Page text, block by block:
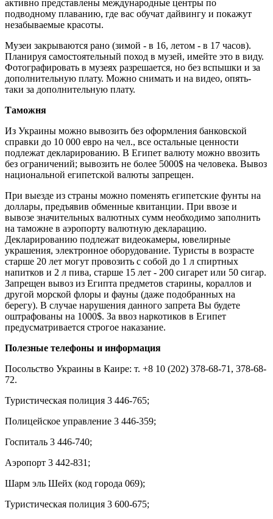
активно представлены международные центры по
подводному плаванию, где вас обучат дайвингу и покажут
незабываемые красоты.
Музеи закрываются рано (зимой - в 16, летом - в 17 часов).
Планируя самостоятельный поход в музей, имейте это в виду.
Фотографировать в музеях разрешается, но без вспышки и за
дополнительную плату. Можно снимать и на видео, опять-
таки за дополнительную плату.
Таможня
Из Украины можно вывозить без оформления банковской
справки до 10 000 евро на чел., все остальные ценности
подлежат декларированию. В Египет валюту можно ввозить
без ограничений; вывозить не более 5000$ на человека. Вывоз
национальной египетской валюты запрещен.
При выезде из страны можно поменять египетские фунты на
доллары, предъявив обменные квитанции. При ввозе и
вывозе значительных валютных сумм необходимо заполнить
на таможне в аэропорту валютную декларацию.
Декларированию подлежат видеокамеры, ювелирные
украшения, электронное оборудование. Туристы в возрасте
старше 20 лет могут провозить с собой до 1 л спиртных
напитков и 2 л пива, старше 15 лет - 200 сигарет или 50 сигар.
Запрещен вывоз из Египта предметов старины, кораллов и
другой морской флоры и фауны (даже подобранных на
берегу). В случае нарушения данного запрета Вы будете
оштрафованы на 1000$. За ввоз наркотиков в Египет
предусматривается строгое наказание.
Полезные телефоны и информация
Посольство Украины в Каире: т. +8 10 (202) 378-68-71, 378-68-
72.
Туристическая полиция 3 446-765;
Полицейское управление 3 446-359;
Госпиталь 3 446-740;
Аэропорт 3 442-831;
Шарм эль Шейх (код города 069);
Туристическая полиция 3 600-675;